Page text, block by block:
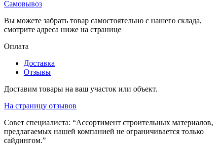
Самовывоз
Вы можете забрать товар самостоятельно с нашего склада,
смотрите адреса ниже на странице
Оплата
Доставка
Отзывы
Доставим товары на ваш участок или объект.
На страницу отзывов
Совет специалиста: “Ассортимент строительных материалов,
предлагаемых нашей компанией не ограничивается только
сайдингом.”